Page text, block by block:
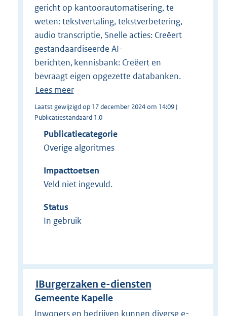
gericht op kantoorautomatisering, te
weten: tekstvertaling, tekstverbetering,
audio transcriptie, Snelle acties: Creëert
gestandaardiseerde AI-
berichten, kennisbank: Creëert en
bevraagt eigen opgezette databanken.
Lees meer
Laatst gewijzigd op 17 december 2024 om 14:09 |
Publicatiestandaard 1.0
Publicatiecategorie
Overige algoritmes
Impacttoetsen
Veld niet ingevuld.
Status
In gebruik
IBurgerzaken e-diensten
Gemeente Kapelle
Inwoners en bedrijven kunnen diverse e-